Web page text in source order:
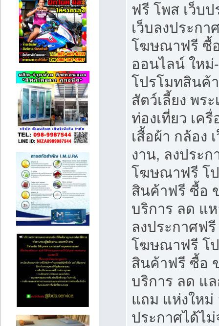
ฟรี โพส เว็บป
เว็บลงประกา
โฆษณาฟรี ซื้
ออนไลน์ ใหม่
โปรโมทสินค้
สัตว์เลี้ยง พระ
ท่องเที่ยว เครื่
เสื้อผ้า กล้อง
งาน, ลงประก
โฆษณาฟรี โ
สินค้าฟรี ซื้อ
บริการ ลด แ
ลงประกาศฟรี
โฆษณาฟรี โ
สินค้าฟรี ซื้อ
บริการ ลด แ
แถม แห่งใหม่
ประกาศได้ไ